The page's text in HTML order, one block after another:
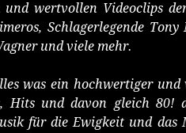
und wertvollen Videoclips
Schlagerlegende
und viele mehr.
was ein hochwertiger und
und davon gleich 80!
für die Ewigkeit und das